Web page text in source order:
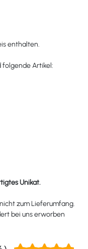
enthalten.
folgende Artikel:
Unikat.
zum Lieferumfang.
bei uns erworben